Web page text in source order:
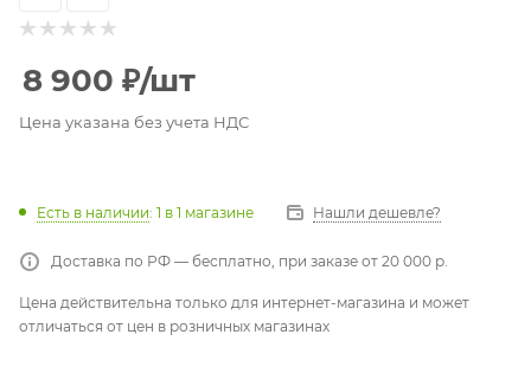
8 900 ₽/шт
Цена указана без учета НДС
Есть в наличии: 1 в 1 магазине Нашли дешевле?
Доставка по РФ — бесплатно, при заказе от 20 000 р.
Цена действительна только для интернет-магазина и может
отличаться от цен в розничных магазинах